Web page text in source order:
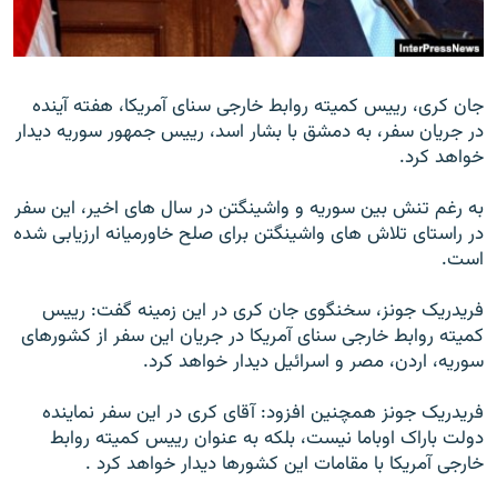
جان کری، رييس کميته روابط خارجی سنای آمريکا، هفته آينده
در جريان سفر، به دمشق با بشار اسد، رييس جمهور سوريه ديدار
خواهد کرد.
به رغم تنش بين سوريه و واشينگتن در سال های اخير، اين سفر
در راستای تلاش های واشينگتن برای صلح خاورميانه ارزيابی شده
است.
فريدريک جونز، سخنگوی جان کری در اين زمينه گفت: رييس
کميته روابط خارجی سنای آمريکا در جريان اين سفر از کشورهای
سوريه، اردن، مصر و اسرائيل ديدار خواهد کرد.
فريدريک جونز همچنين افزود: آقای کری در اين سفر نماينده
دولت باراک اوباما نيست، بلکه به عنوان رييس کميته روابط
خارجی آمريکا با مقامات اين کشورها ديدار خواهد کرد .